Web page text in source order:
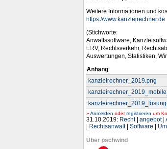
Weitere Informationen und
https://www.kanzleirechner.de
(Stichworte:
Anwaltssoftware,
ERV, Rechtsverkehr,
Auswertungen, Statistiken,
Anhang
kanzleirechner_2019.png
» Anmelden oderregistrieren um
31.10.2019: Recht| angebot|
Rechtsanwalt| Software
Über pschwind